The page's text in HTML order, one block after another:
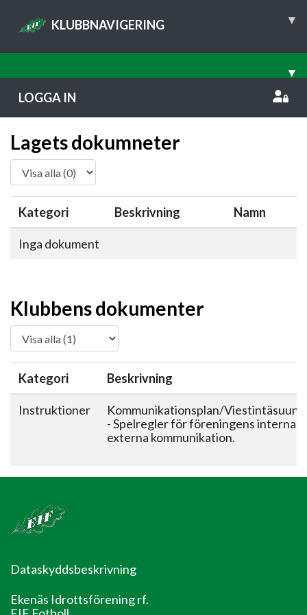
KLUBBNAVIGERING ▾
▾
LOGGA IN
Lagets dokumneter
Kategori Beskrivning Namn
Inga dokument
Klubbens dokumenter
Kategori Beskrivning
Instruktioner
Kommunikationsplan/
- Spelregler för föreningens interna
externa kommunikation.
Dataskyddsbeskrivning
Ekenäs Idrottsförening rf.